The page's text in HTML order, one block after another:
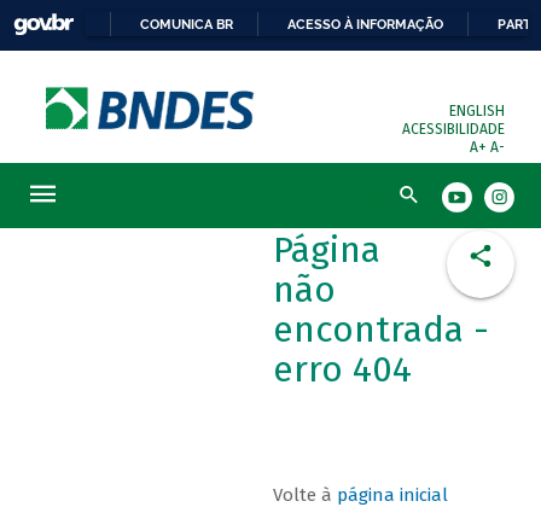
COMUNICA BR ACESSO À INFORMAÇÃO
ENGLISH
ACESSIBILIDADE
A+ A-
Busca
Página
não
encontrada -
erro 404
Volte à página inicial